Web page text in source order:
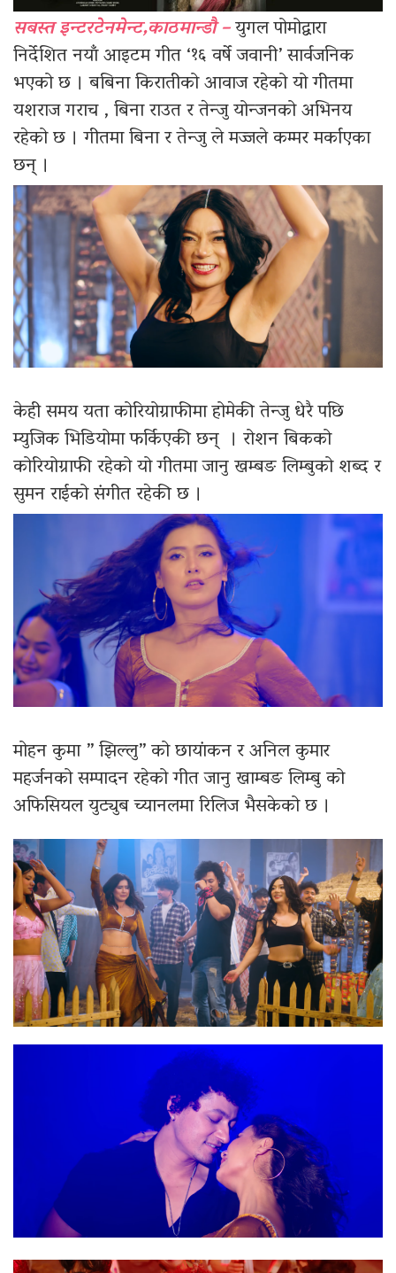
सबस्त इन्टरटेनमेन्ट,काठमान्डौ –युगल पोमोद्वारा
निर्देशित नयाँ आइटम गीत ‘१६ वर्षे जवानी’ सार्वजनिक
भएको छ । बबिना किरातीको आवाज रहेको यो गीतमा
यशराज गराच , बिना राउत र तेन्जु योन्जनको अभिनय
रहेको छ । गीतमा बिना र तेन्जु ले मज्जले कम्मर मर्काएका
छन् ।
केही समय यता कोरियोग्राफीमा होमेकी तेन्जु धेरै पछि
म्युजिक भिडियोमा फर्किएकी छन् । रोशन बिकको
कोरियोग्राफी रहेको यो गीतमा जानु खम्बङ लिम्बुको शब्द र
सुमन राईको संगीत रहेकी छ ।
मोहन कुमा ” झिल्लु” को छायांकन र अनिल कुमार
महर्जनको सम्पादन रहेको गीत जानु खाम्बङ लिम्बु को
अफिसियल युट्युब च्यानलमा रिलिज भैसकेको छ ।